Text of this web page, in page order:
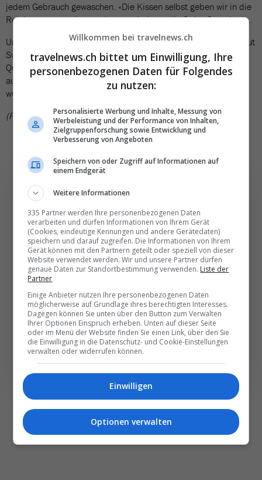
jedem Gebrauch gewaschen. «Die Kissen selbst geben wir in die
Reinigung, wenn sie verschmutzt sind», so die Swiss-Sprecherin.
Unterschiede je nach Flugdauer oder Buchungsklasse gibt es laut
Swiss keine. «Sauberkeit, Hygiene und ein hoher
Qualitätsanspruch sind für unser Angebot in allen Klassen und
auf allen Strecken zentral», betont Meier. Diese Standards
würden für sämtliche Passagiere gleichermassen gelten.
(RSU)
Die wichtigsten und
besten News direkt in
Ihr E‑Mail-Postfach
weniger. Bei Travel­news haben Sie die Wahl.
NEWSLETTER ENTDECKEN
Willkommen bei travelnews.ch
travelnews.ch bittet um Einwilligung, Ihre
personenbezogenen Daten für Folgendes
zu nutzen:
Personalisierte Werbung und Inhalte, Messung von
Werbeleistung und der Performance von Inhalten,
Zielgruppenforschung sowie Entwicklung und
Verbesserung von Angeboten
Speichern von oder Zugriff auf Informationen auf
einem Endgerät
Weitere Informationen
335 Partner werden Ihre personenbezogenen Daten
verarbeiten und dürfen Informationen von Ihrem Gerät
(Cookies, eindeutige Kennungen und andere Gerätedaten)
speichern und darauf zugreifen. Die Informationen von Ihrem
Gerät können mit den Partnern geteilt oder speziell von dieser
Website verwendet werden. Wir und unsere Partner dürfen
genaue Daten zur Standortbestimmung verwenden. Liste der
Partner
Einige Anbieter nutzen Ihre personenbezogenen Daten
möglicherweise auf Grundlage ihres berechtigten Interesses.
Dagegen können Sie unten über den Button zum Verwalten
Ihrer Optionen Einspruch erheben. Unten auf dieser Seite
oder im Menü der Website finden Sie einen Link, über den Sie
die Einwilligung in die Datenschutz- und Cookie-Einstellungen
verwalten oder widerrufen können.
Einwilligen
Optionen verwalten